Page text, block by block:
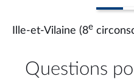
Ille-et-Vilaine (8e
Questions